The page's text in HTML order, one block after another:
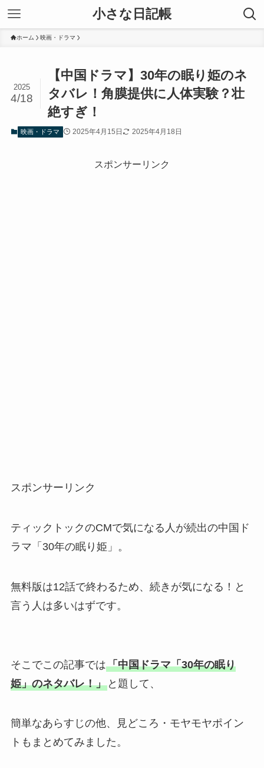
小さな日記帳
ホーム 映画・ドラマ
【中国ドラマ】30年の眠り姫のネ
タバレ！角膜提供に人体実験？壮
絶すぎ！
2025
4/18
映画・ドラマ 2025年4月15日 2025年4月18日
スポンサーリンク
スポンサーリンク
ティックトックのCMで気になる人が続出の中国ド
ラマ「30年の眠り姫」。
無料版は12話で終わるため、続きが気になる！と
言う人は多いはずです。
そこでこの記事では「中国ドラマ「30年の眠り
姫」のネタバレ！」と題して、
簡単なあらすじの他、見どころ・モヤモヤポイン
トもまとめてみました。